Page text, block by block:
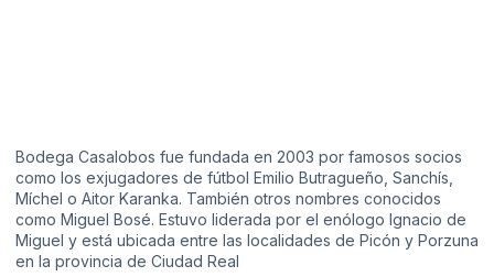
Bodega Casalobos fue fundada en 2003 por famosos socios
como los exjugadores de fútbol Emilio Butragueño, Sanchís,
Míchel o Aitor Karanka. También otros nombres conocidos
como Miguel Bosé. Estuvo liderada por el enólogo Ignacio de
Miguel y está ubicada entre las localidades de Picón y Porzuna
en la provincia de Ciudad Real